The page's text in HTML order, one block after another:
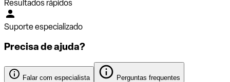
Resultados rápidos
Suporte especializado
Precisa de ajuda?
Falar com especialista Perguntas frequentes